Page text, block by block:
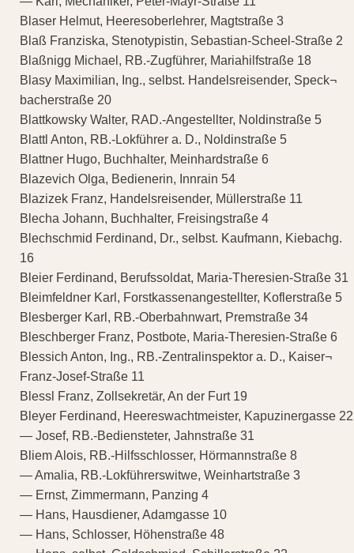
Blaser Helmut, Heeresoberlehrer, Magtstraße 3
Blaß Franziska, Stenotypistin, Sebastian-Scheel-Straße 2
Blaßnigg Michael, RB.-Zugführer, Mariahilfstraße 18
Blasy Maximilian, Ing., selbst. Handelsreisender, Speck¬
bacherstraße 20
Blattkowsky Walter, RAD.-Angestellter, Noldinstraße 5
Blattl Anton, RB.-Lokführer a. D., Noldinstraße 5
Blattner Hugo, Buchhalter, Meinhardstraße 6
Blazevich Olga, Bedienerin, Innrain 54
Blazizek Franz, Handelsreisender, Müllerstraße 11
Blecha Johann, Buchhalter, Freisingstraße 4
Blechschmid Ferdinand, Dr., selbst. Kaufmann, Kiebachg.
16
Bleier Ferdinand, Berufssoldat, Maria-Theresien-Straße 31
Bleimfeldner Karl, Forstkassenangestellter, Koflerstraße 5
Blesberger Karl, RB.-Oberbahnwart, Premstraße 34
Bleschberger Franz, Postbote, Maria-Theresien-Straße 6
Blessich Anton, Ing., RB.-Zentralinspektor a. D., Kaiser¬
Franz-Josef-Straße 11
Blessl Franz, Zollsekretär, An der Furt 19
Bleyer Ferdinand, Heereswachtmeister, Kapuzinergasse 22
— Josef, RB.-Bediensteter, Jahnstraße 31
Bliem Alois, RB.-Hilfsschlosser, Hörmannstraße 8
— Amalia, RB.-Lokführerswitwe, Weinhartstraße 3
— Ernst, Zimmermann, Panzing 4
— Hans, Hausdiener, Adamgasse 10
— Hans, Schlosser, Höhenstraße 48